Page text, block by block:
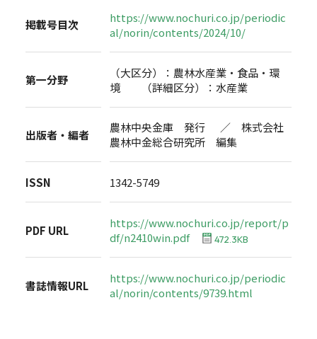
掲載号目次
https://www.nochuri.co.jp/periodic
al/norin/contents/2024/10/
第一分野
（大区分）：農林水産業・食品・環
境 （詳細区分）：水産業
出版者・編者
農林中央金庫 発行 ／ 株式会社
農林中金総合研究所 編集
ISSN 1342-5749
PDF URL
https://www.nochuri.co.jp/report/p
df/n2410win.pdf
472.3KB
書誌情報URL
https://www.nochuri.co.jp/periodic
al/norin/contents/9739.html